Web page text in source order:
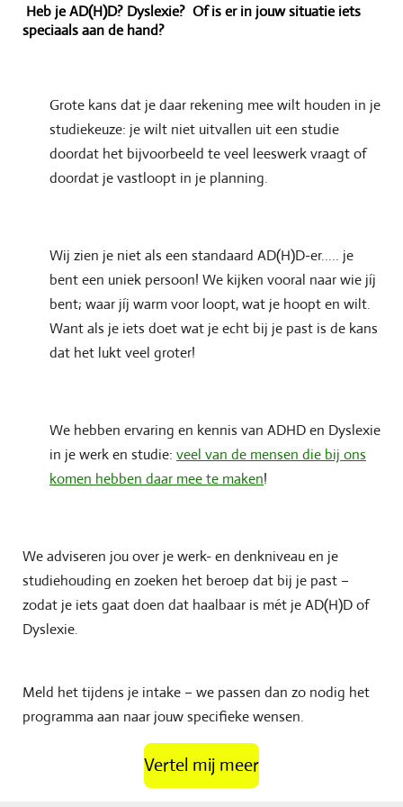
Heb je AD(H)D? Dyslexie? Of is er in jouw situatie iets
speciaals aan de hand?
Grote kans dat je daar rekening mee wilt houden in je
studiekeuze: je wilt niet uitvallen uit een studie
doordat het bijvoorbeeld te veel leeswerk vraagt of
doordat je vastloopt in je planning.
Wij zien je niet als een standaard AD(H)D-er..... je
bent een uniek persoon! We kijken vooral naar wie jíj
bent; waar jíj warm voor loopt, wat je hoopt en wilt.
Want als je iets doet wat je echt bij je past is de kans
dat het lukt veel groter!
We hebben ervaring en kennis van ADHD en Dyslexie
in je werk en studie: veel van de mensen die bij ons
komen hebben daar mee te maken!
We adviseren jou over je werk- en denkniveau en je
studiehouding en zoeken het beroep dat bij je past –
zodat je iets gaat doen dat haalbaar is mét je AD(H)D of
Dyslexie.
Meld het tijdens je intake – we passen dan zo nodig het
programma aan naar jouw specifieke wensen.
Vertel mij meer